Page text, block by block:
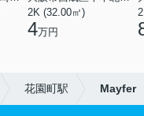
2K (32.00㎡)
4万円
花園町駅 Mayfer